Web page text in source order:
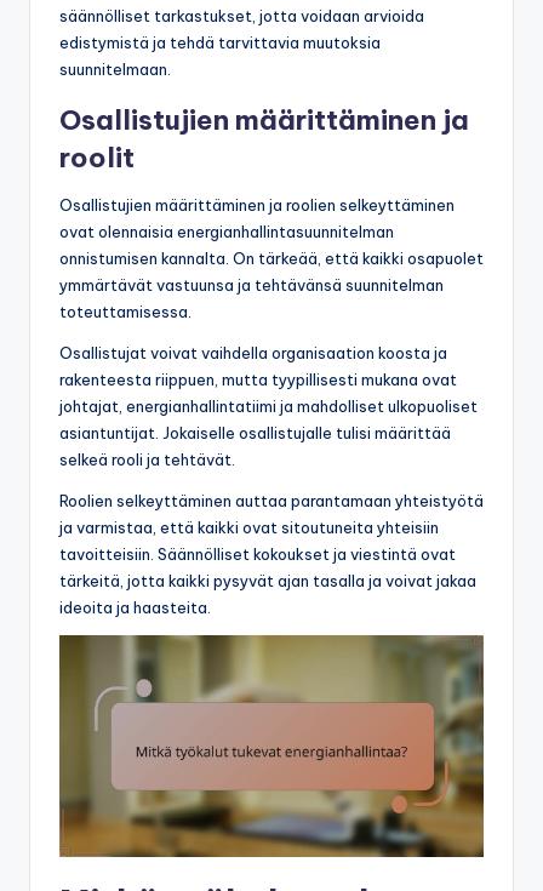
säännölliset tarkastukset, jotta voidaan arvioida
edistymistä ja tehdä tarvittavia muutoksia
suunnitelmaan.
Osallistujien määrittäminen ja
roolit
Osallistujien määrittäminen ja roolien selkeyttäminen
ovat olennaisia energianhallintasuunnitelman
onnistumisen kannalta. On tärkeää, että kaikki osapuolet
ymmärtävät vastuunsa ja tehtävänsä suunnitelman
toteuttamisessa.
Osallistujat voivat vaihdella organisaation koosta ja
rakenteesta riippuen, mutta tyypillisesti mukana ovat
johtajat, energianhallintatiimi ja mahdolliset ulkopuoliset
asiantuntijat. Jokaiselle osallistujalle tulisi määrittää
selkeä rooli ja tehtävät.
Roolien selkeyttäminen auttaa parantamaan yhteistyötä
ja varmistaa, että kaikki ovat sitoutuneita yhteisiin
tavoitteisiin. Säännölliset kokoukset ja viestintä ovat
tärkeitä, jotta kaikki pysyvät ajan tasalla ja voivat jakaa
ideoita ja haasteita.